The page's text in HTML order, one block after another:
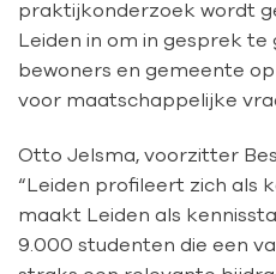
praktijkonderzoek wordt
Leiden in om in gesprek
bewoners en gemeente
voor maatschappelijke
Otto Jelsma, voorzitter
“Leiden profileert zich als
maakt Leiden als
9.000 studenten die een